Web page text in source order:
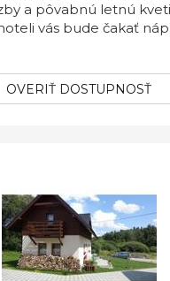
a pôvabnú letnú
vás bude čakať
OVERIŤ DOSTUPNOSŤ